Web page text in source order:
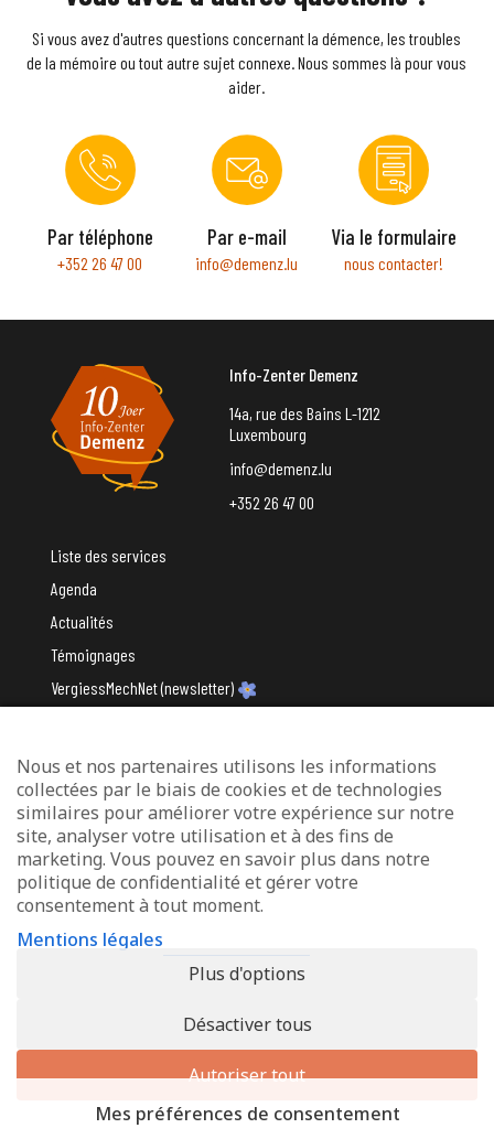
Si vous avez d'autres questions concernant la démence, les troubles
de la mémoire ou tout autre sujet connexe. Nous sommes là pour vous
aider.
Par téléphone
+352 26 47 00
Par e-mail
info@demenz.lu
Via le formulaire
nous contacter!
Info-Zenter Demenz
14a, rue des Bains L-1212
Luxembourg
info@demenz.lu
+352 26 47 00
Liste des services
Agenda
Actualités
Témoignages
VergiessMechNet (newsletter)
Avec le soutien du
Mentions légales
Protection des données
Déclaration d’accessibilité
Nous et nos partenaires utilisons les informations
collectées par le biais de cookies et de technologies
similaires pour améliorer votre expérience sur notre
site, analyser votre utilisation et à des fins de
marketing. Vous pouvez en savoir plus dans notre
politique de confidentialité et gérer votre
consentement à tout moment.
Mentions légales
Plus d'options
Désactiver tous
Autoriser tout
Mes préférences de consentement